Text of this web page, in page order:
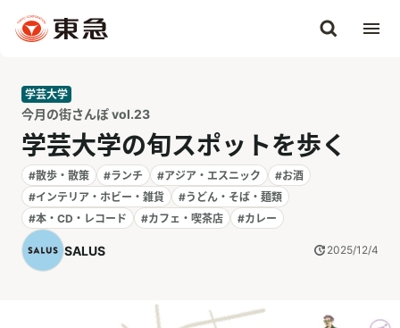
学芸大学
今月の街さんぽ vol.23
学芸大学の旬スポットを歩く
#散歩・散策 #ランチ #アジア・エスニック
#お酒
#インテリア・ホビー・雑貨
#うどん・そば・麺類
#本・CD・レコード
#カフェ・喫茶店 #カレー
SALUS 2025/12/4